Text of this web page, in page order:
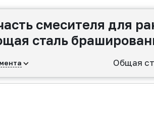
смесителя для
сталь
Общая